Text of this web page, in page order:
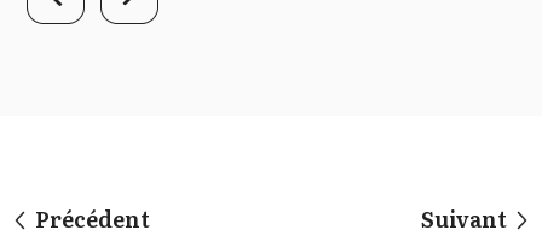
Précédent Suivant